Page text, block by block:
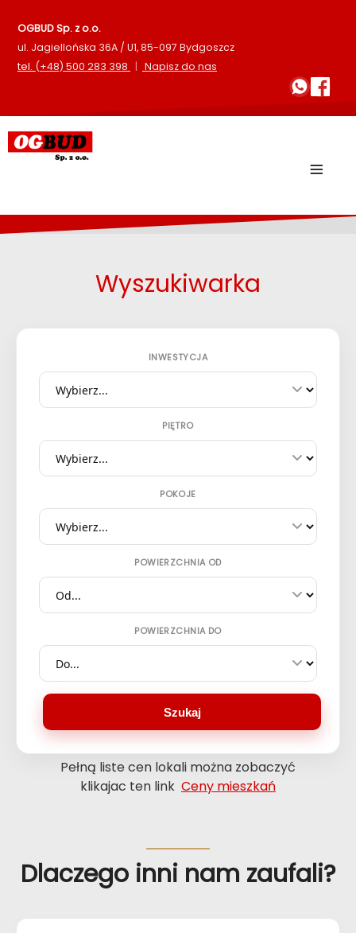
OGBUD Sp. z o.o.
ul. Jagiellońska 36A / U1, 85-097 Bydgoszcz
tel. (+48) 500 283 398 | Napisz do nas
≡
Wyszukiwarka
INWESTYCJA
PIĘTRO
POKOJE
POWIERZCHNIA OD
POWIERZCHNIA DO
Szukaj
Pełną liste cen lokali można zobaczyć
klikajac ten link Ceny mieszkań
Dlaczego inni nam zaufali?